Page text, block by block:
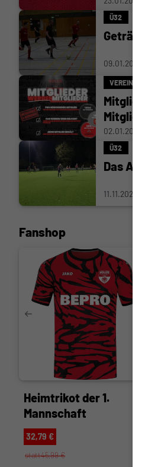
Ü32
Getränke
09.01.2026
VEREIN
Mitglieder
Mitglieder
02.01.2026
Ü32
Das Aus in
11.11.2025
Fanshop
Heimtrikot der 1.
Mannschaft
32,79 €
statt45,99 €